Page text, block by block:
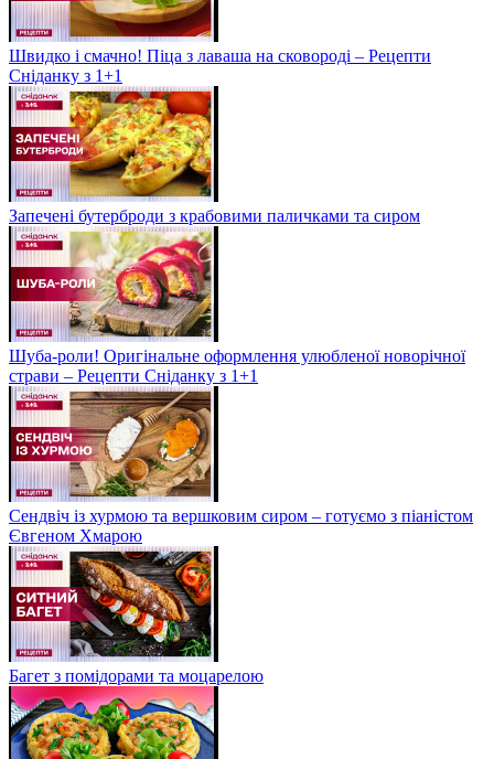
Швидко і смачно! Піца з лаваша на сковороді – Рецепти
Сніданку з 1+1
Запечені бутерброди з крабовими паличками та сиром
Шуба-роли! Оригінальне оформлення улюбленої новорічної
страви – Рецепти Сніданку з 1+1
Сендвіч із хурмою та вершковим сиром – готуємо з піаністом
Євгеном Хмарою
Багет з помідорами та моцарелою